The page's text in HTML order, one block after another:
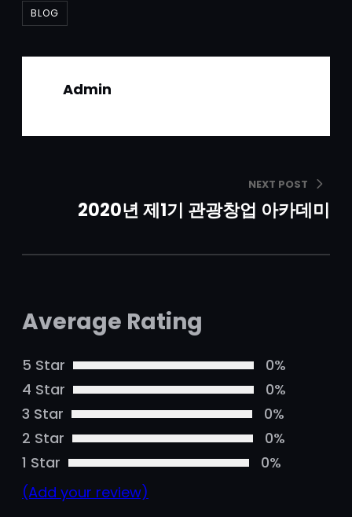
BLOG
Admin
NEXT POST
2020년 제1기 관광창업 아카데미
Average Rating
5 Star
0%
4 Star
0%
3 Star
0%
2 Star
0%
1 Star
0%
(Add your review)